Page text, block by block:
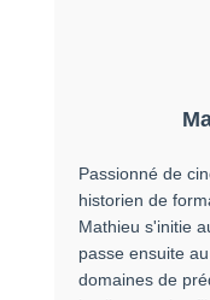
Passionné de
historien de
Mathieu s'initie
passe ensuite
domaines de